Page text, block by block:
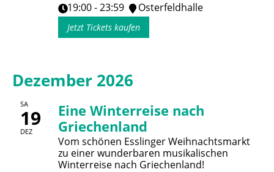
19:00 - 23:59
Osterfeldhalle
Jetzt Tickets kaufen
Dezember 2026
SA
19
DEZ
Eine Winterreise nach
Griechenland
Vom schönen Esslinger Weihnachtsmarkt
zu einer wunderbaren musikalischen
Winterreise nach Griechenland!